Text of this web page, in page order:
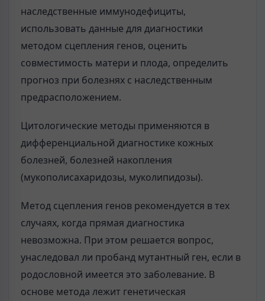
наследственные иммунодефициты,
использовать данные для диагностики
методом сцепления генов, оценить
совместимость матери и плода, определить
прогноз при болезнях с наследственным
предрасположением.
Цитологические методы применяются в
дифференциальной диагностике кожных
болезней, болезней накопления
(мукополисахаридозы, муколипидозы).
Метод сцепления генов рекомендуется в тех
случаях, когда прямая диагностика
невозможна. При этом решается вопрос,
унаследовал ли пробанд мутантный ген, если в
родословной имеется это заболевание. В
основе метода лежит генетическая